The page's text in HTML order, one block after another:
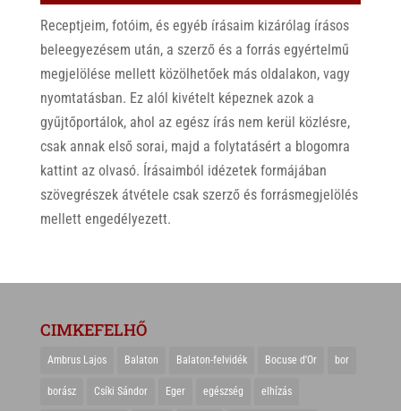
Receptjeim, fotóim, és egyéb írásaim kizárólag írásos
beleegyezésem után, a szerző és a forrás egyértelmű
megjelölése mellett közölhetőek más oldalakon, vagy
nyomtatásban. Ez alól kivételt képeznek azok a
gyűjtőportálok, ahol az egész írás nem kerül közlésre,
csak annak első sorai, majd a folytatásért a blogomra
kattint az olvasó. Írásaimból idézetek formájában
szövegrészek átvétele csak szerző és forrásmegjelölés
mellett engedélyezett.
CIMKEFELHŐ
Ambrus Lajos Balaton Balaton-felvidék Bocuse d'Or bor
borász Csíki Sándor Eger egészség elhízás